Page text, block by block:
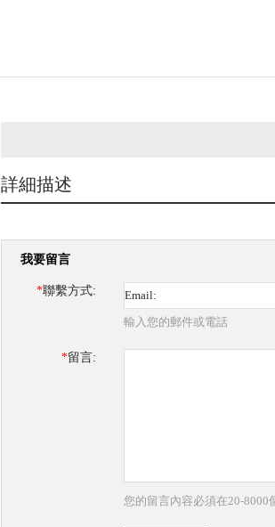
詳細描述
我要留言
*聯繫方式:
輸入您的郵件或電話
*留言:
您的留言內容必須在20-8000